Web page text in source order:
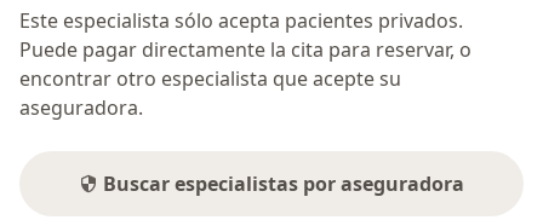
Este especialista sólo acepta pacientes privados.
Puede pagar directamente la cita para reservar, o
encontrar otro especialista que acepte su
aseguradora.
Buscar especialistas por aseguradora